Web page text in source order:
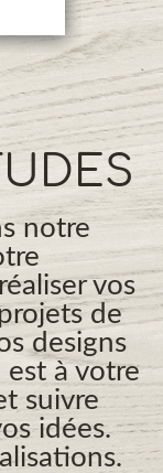
notre
vos
de
designs
à votre
suivre
idées.